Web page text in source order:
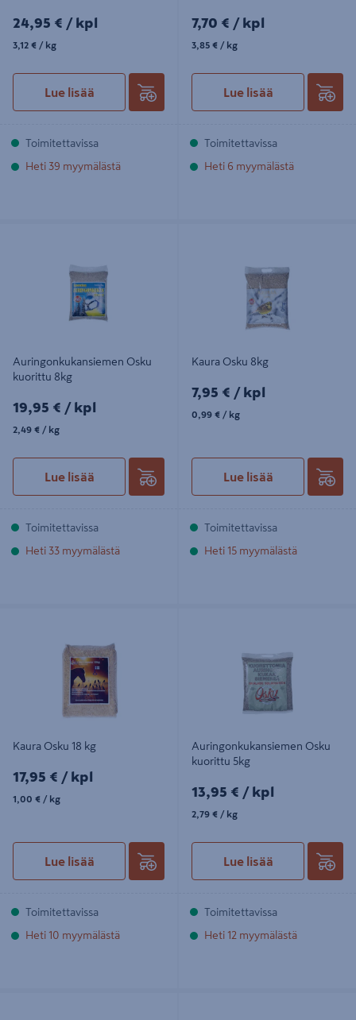
24,95€/kpl
24,95 € / kpl
3,12€/kg
3,12 € / kg
Lue lisää
Toimitettavissa
Heti 39 myymälästä
7,70€/kpl
7,70 € / kpl
3,85€/kg
3,85 € / kg
Lue lisää
Toimitettavissa
Heti 6 myymälästä
Auringonkukansiemen Osku
kuorittu 8kg
19,95€/kpl
19,95 € / kpl
2,49€/kg
2,49 € / kg
Lue lisää
Toimitettavissa
Heti 33 myymälästä
Kaura Osku 8kg
7,95€/kpl
7,95 € / kpl
0,99€/kg
0,99 € / kg
Lue lisää
Toimitettavissa
Heti 15 myymälästä
Kaura Osku 18 kg
17,95€/kpl
17,95 € / kpl
1,00€/kg
1,00 € / kg
Lue lisää
Toimitettavissa
Heti 10 myymälästä
Auringonkukansiemen Osku
kuorittu 5kg
13,95€/kpl
13,95 € / kpl
2,79€/kg
2,79 € / kg
Lue lisää
Toimitettavissa
Heti 12 myymälästä